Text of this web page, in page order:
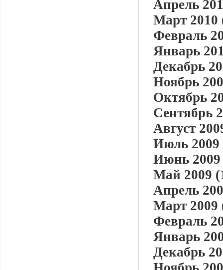
Апрель
Март 2010
Февраль
Январь
Декабрь
Ноябрь
Октябрь
Сентябрь
Август
Июль 2009
Июнь 2009
Май 2009
Апрель
Март 2009
Февраль
Январь
Декабрь